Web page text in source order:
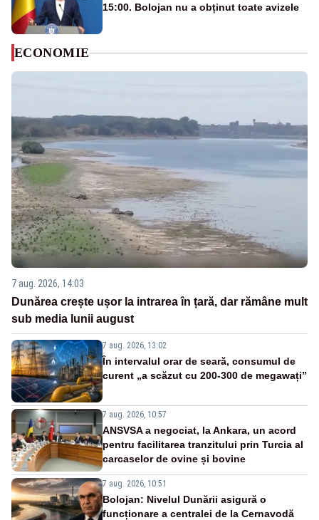
15:00. Bolojan nu a obținut toate avizele
ECONOMIE
7 aug. 2026, 14:03
Dunărea crește ușor la intrarea în țară, dar rămâne mult
sub media lunii august
7 aug. 2026, 13:02
În intervalul orar de seară, consumul de
curent „a scăzut cu 200-300 de megawați”
7 aug. 2026, 10:57
ANSVSA a negociat, la Ankara, un acord
pentru facilitarea tranzitului prin Turcia al
carcaselor de ovine și bovine
7 aug. 2026, 10:51
Bolojan: Nivelul Dunării asigură o
funcționare a centralei de la Cernavodă